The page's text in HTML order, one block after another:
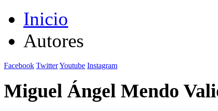
Inicio
Autores
Facebook TwitterYoutube Instagram
Miguel Ángel Mendo